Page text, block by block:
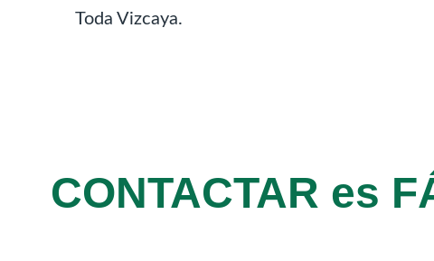
Toda Vizcaya.
CONTACTAR es